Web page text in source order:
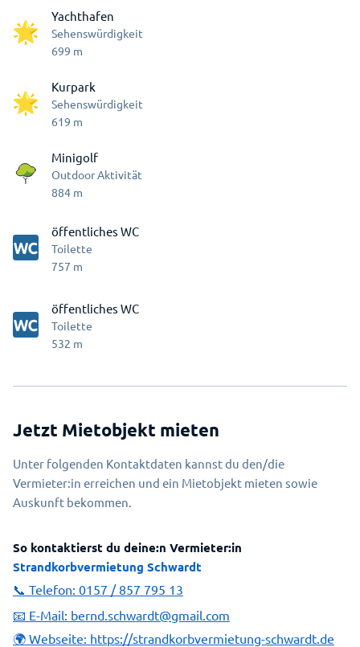
Yachthafen
Sehenswürdigkeit
699 m
Kurpark
Sehenswürdigkeit
619 m
Minigolf
Outdoor Aktivität
884 m
öffentliches WC
Toilette
757 m
öffentliches WC
Toilette
532 m
Jetzt Mietobjekt mieten
Unter folgenden Kontaktdaten kannst du den/die
Vermieter:in erreichen und ein Mietobjekt mieten sowie
Auskunft bekommen.
So kontaktierst du deine:n Vermieter:in
Strandkorbvermietung Schwardt
📞 Telefon: 0157 / 857 795 13
📧 E-Mail: bernd.schwardt@gmail.com
🌍 Webseite: https://strandkorbvermietung-schwardt.de